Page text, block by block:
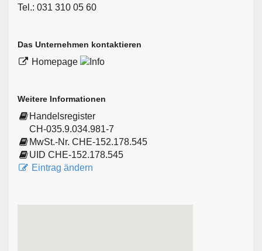
Tel.: 031 310 05 60
Das Unternehmen kontaktieren
Homepage
Weitere Informationen
Handelsregister
CH-035.9.034.981-7
MwSt.-Nr. CHE-152.178.545
UID CHE-152.178.545
Eintrag ändern